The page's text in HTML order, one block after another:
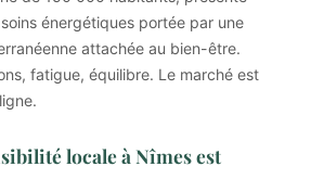
énergétiques portée par une
attachée au bien-être.
fatigue, équilibre. Le marché est
locale à Nîmes est